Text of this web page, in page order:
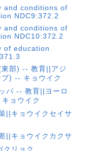
and conditions of
NDC9:372.2
and conditions of
NDC10:372.2
of education
東部) -- 教育||アジ
ブ) -- キョウイク
パ -- 教育||ヨーロ
ョウイク
||キョウイクセイサ
||キョウイクカクサ
クリョク